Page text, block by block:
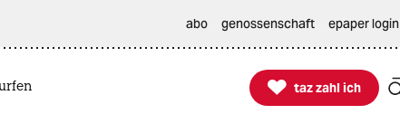
abo genossenschaft epaper login

taz zahl ich
taz zahl ich